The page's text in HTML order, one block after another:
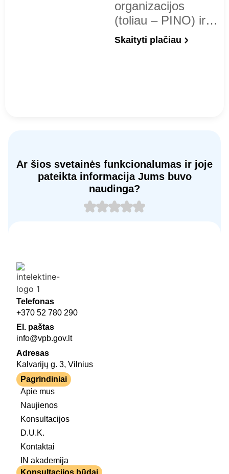
organizacijos
(toliau – PINO) ir…
Skaityti plačiau
Ar šios svetainės funkcionalumas ir joje
pateikta informacija Jums buvo
naudinga?
Telefonas
+370 52 780 290
El. paštas
info@vpb.gov.lt
Adresas
Kalvarijų g. 3, Vilnius
Pagrindiniai
Apie mus
Naujienos
Konsultacijos
D.U.K.
Kontaktai
IN akademija
Konsultacijos būdai